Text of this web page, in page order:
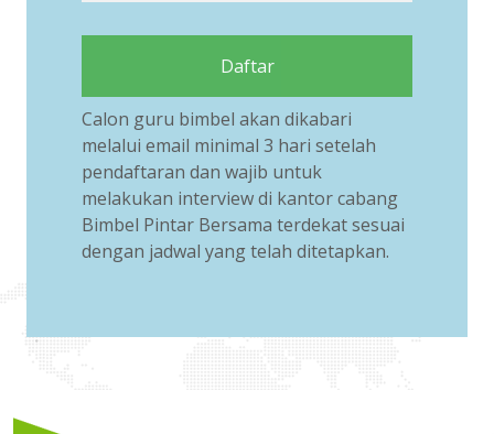
Daftar
Calon guru bimbel akan dikabari
melalui email minimal 3 hari setelah
pendaftaran dan wajib untuk
melakukan interview di kantor cabang
Bimbel Pintar Bersama terdekat sesuai
dengan jadwal yang telah ditetapkan.